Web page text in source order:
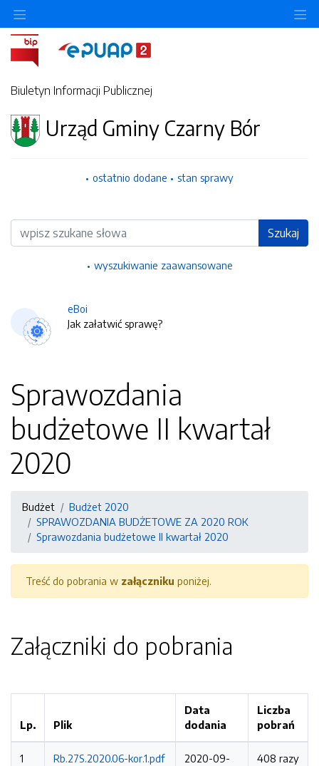
Biuletyn Informacji Publicznej
Urząd Gminy Czarny Bór
ostatnio dodane stan sprawy
Wyszukiwarka Szukaj
wyszukiwanie zaawansowane
eBoi
Jak załatwić sprawę?
Sprawozdania
budżetowe II kwartał
2020
Budżet
Budżet 2020
SPRAWOZDANIA BUDŻETOWE ZA 2020 ROK
Sprawozdania budżetowe II kwartał 2020
Treść do pobrania w załączniku poniżej.
Załączniki do pobrania
Lp. Plik
Data
dodania
Liczba
pobrań
1
Rb.27S.2020.06-kor.1.pdf
2020-09-
408 razy